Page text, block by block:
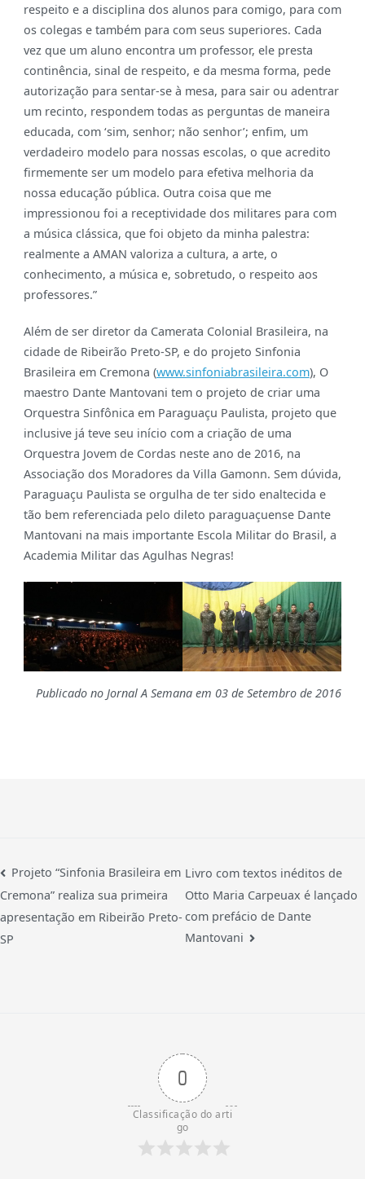
respeito e a disciplina dos alunos para comigo, para com
os colegas e também para com seus superiores. Cada
vez que um aluno encontra um professor, ele presta
continência, sinal de respeito, e da mesma forma, pede
autorização para sentar-se à mesa, para sair ou adentrar
um recinto, respondem todas as perguntas de maneira
educada, com ‘sim, senhor; não senhor’; enfim, um
verdadeiro modelo para nossas escolas, o que acredito
firmemente ser um modelo para efetiva melhoria da
nossa educação pública. Outra coisa que me
impressionou foi a receptividade dos militares para com
a música clássica, que foi objeto da minha palestra:
realmente a AMAN valoriza a cultura, a arte, o
conhecimento, a música e, sobretudo, o respeito aos
professores.”
Além de ser diretor da Camerata Colonial Brasileira, na
cidade de Ribeirão Preto-SP, e do projeto Sinfonia
Brasileira em Cremona (www.sinfoniabrasileira.com), O
maestro Dante Mantovani tem o projeto de criar uma
Orquestra Sinfônica em Paraguaçu Paulista, projeto que
inclusive já teve seu início com a criação de uma
Orquestra Jovem de Cordas neste ano de 2016, na
Associação dos Moradores da Villa Gamonn. Sem dúvida,
Paraguaçu Paulista se orgulha de ter sido enaltecida e
tão bem referenciada pelo dileto paraguaçuense Dante
Mantovani na mais importante Escola Militar do Brasil, a
Academia Militar das Agulhas Negras!
Publicado no Jornal A Semana em 03 de Setembro de 2016
Projeto “Sinfonia Brasileira em
Cremona” realiza sua primeira
apresentação em Ribeirão Preto-
SP
Livro com textos inéditos de
Otto Maria Carpeuax é lançado
com prefácio de Dante
Mantovani
0
Classificação do arti
go